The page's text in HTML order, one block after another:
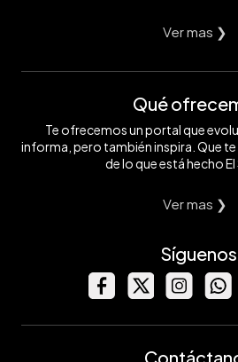
Ver mas ❯
Qué
Te ofrecemos un portal que
informa, pero también inspira. Que
de lo que está hecho El
Ver mas ❯
Síguenos